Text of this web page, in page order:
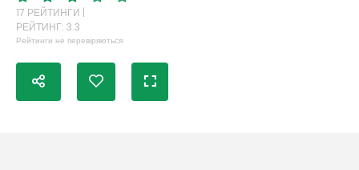
17 РЕЙТИНГИ |
РЕЙТИНГ: 3.3
Рейтинги не перевіряються